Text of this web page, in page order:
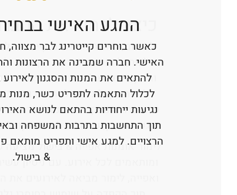
המגע האישי
כאשר בוחרים קייטרינג לבר
האישי. חברה שמבינה את הרצונות
להתאים את המנות והסגנון לאירוע
לכלול התאמה לתפריט כשר, מנות
נגיעות ייחודיות בהתאם לנושא
תוך התחשבות בתרבות המשפחה
הרצויים. למגע אישי ותפריט מותאם
& בישול.
מגוון מנות שמתאימות לכל
במיוחד כאשר קהל האורחים כולל
הקפדה על איכות וטריות חומרי
משפיעים לא רק על הטעם אלא